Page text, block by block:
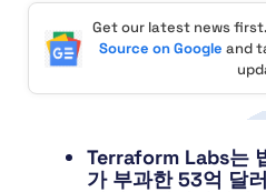
Get our latest news first.
Source on Google and
Terraform Labs는
가 부과한 53억 달